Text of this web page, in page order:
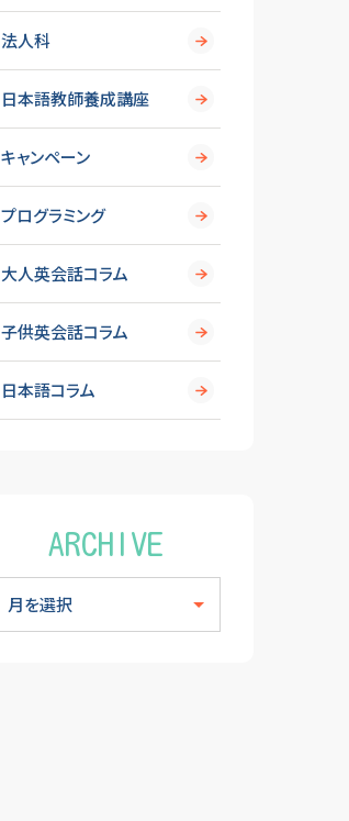
法人科
日本語教師養成講座
キャンペーン
プログラミング
大人英会話コラム
子供英会話コラム
日本語コラム
ARCHIVE